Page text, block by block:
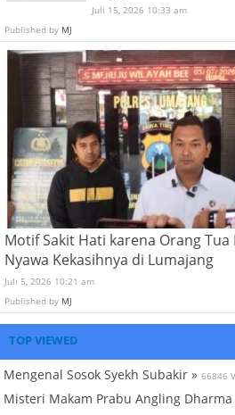
Juli 15, 2026 10:33 am
Published by MJ
Motif Sakit Hati karena Orang Tua
Nyawa Kekasihnya di Lumajang
Juli 5, 2026 10:21 am
Published by MJ
TOP VIEWED
Mengenal Sosok Syekh Subakir » 66846
Misteri Makam Prabu Angling Dharma